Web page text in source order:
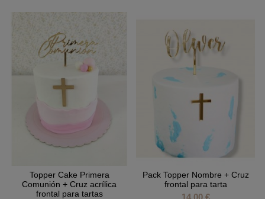
Topper Cake Primera
Comunión + Cruz acrílica
frontal para tartas
Pack Topper Nombre + Cruz
frontal para tarta
14,00 €